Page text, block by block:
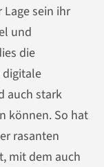
sein ihr
und
die
digitale
auch stark
können. So hat
rasanten
mit dem auch